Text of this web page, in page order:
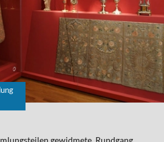
gewidmete, Rundgang